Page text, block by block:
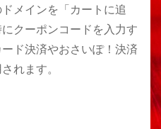
メインを「カートに追
クーポンコードを入力す
ド決済やおさいぽ！決済
れます。